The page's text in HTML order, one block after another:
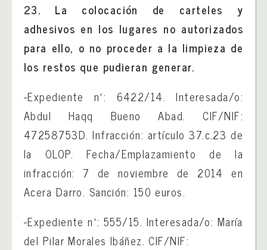
23. La colocación de carteles y
adhesivos en los lugares no autorizados
para ello, o no proceder a la limpieza de
los restos que pudieran generar.
-Expediente nº: 6422/14. Interesada/o:
Abdul Haqq Bueno Abad. CIF/NIF:
47258753D. Infracción: artículo 37.c.23 de
la OLOP. Fecha/Emplazamiento de la
infracción: 7 de noviembre de 2014 en
Acera Darro. Sanción: 150 euros.
-Expediente nº: 555/15. Interesada/o: María
del Pilar Morales Ibáñez. CIF/NIF: